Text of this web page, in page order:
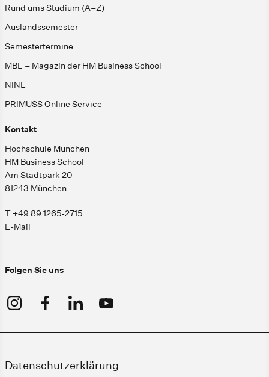
Rund ums Studium (A–Z)
Auslandssemester
Semestertermine
MBL – Magazin der HM Business School
NINE
PRIMUSS Online Service
Kontakt
Hochschule München
HM Business School
Am Stadtpark 20
81243 München
T +49 89 1265-2715
E-Mail
Folgen Sie uns
Datenschutzerklärung